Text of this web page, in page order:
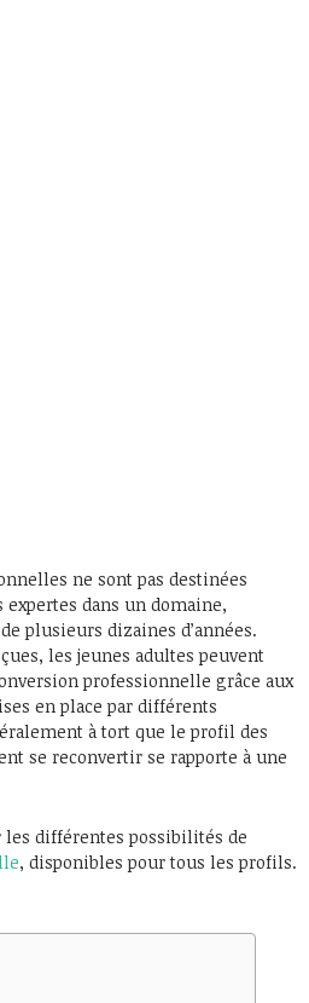
ne sont pas destinées
dans un domaine,
plusieurs dizaines d’années.
les jeunes adultes peuvent
professionnelle grâce aux
en place par différents
à tort que le profil des
se reconvertir se rapporte à une
les différentes possibilités de
, disponibles pour tous les profils.